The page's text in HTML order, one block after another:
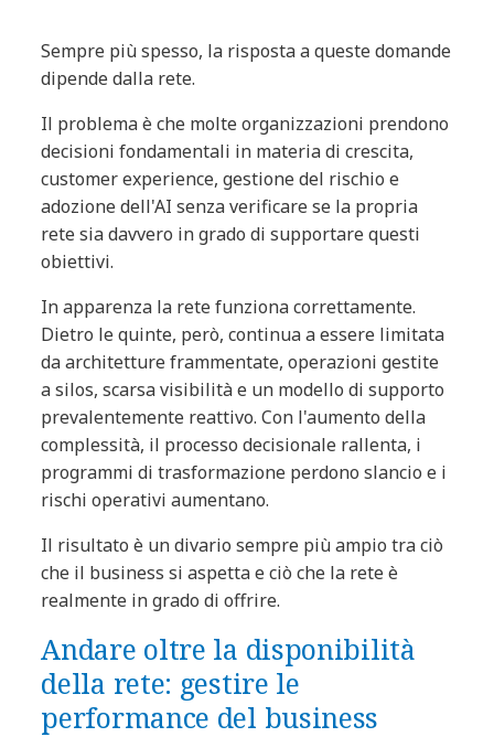
Sempre più spesso, la risposta a queste domande
dipende dalla rete.
Il problema è che molte organizzazioni prendono
decisioni fondamentali in materia di crescita,
customer experience, gestione del rischio e
adozione dell'AI senza verificare se la propria
rete sia davvero in grado di supportare questi
obiettivi.
In apparenza la rete funziona correttamente.
Dietro le quinte, però, continua a essere limitata
da architetture frammentate, operazioni gestite
a silos, scarsa visibilità e un modello di supporto
prevalentemente reattivo. Con l'aumento della
complessità, il processo decisionale rallenta, i
programmi di trasformazione perdono slancio e i
rischi operativi aumentano.
Il risultato è un divario sempre più ampio tra ciò
che il business si aspetta e ciò che la rete è
realmente in grado di offrire.
Andare oltre la disponibilità
della rete: gestire le
performance del business